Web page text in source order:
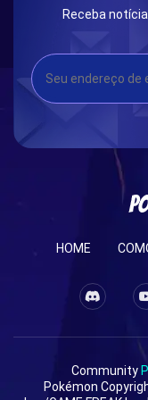
Receba
HOME
Community
Pokémon